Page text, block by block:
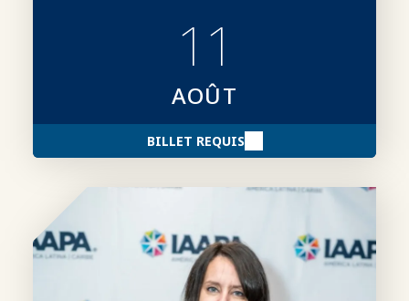
11
AOÛT
BILLET REQUIS